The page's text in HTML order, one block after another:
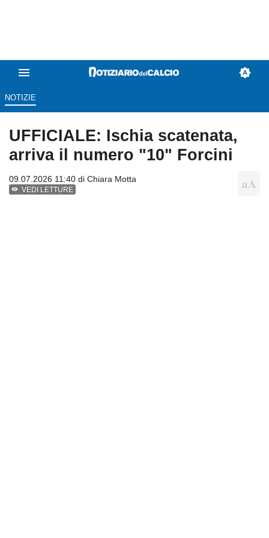
NOTIZIE
UFFICIALE: Ischia scatenata,
arriva il numero "10" Forcini
09.07.2026 11:40 di Chiara Motta
VEDI LETTURE